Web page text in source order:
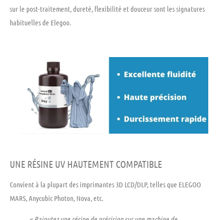
sur le post-traitement, dureté, flexibilité et douceur sont les signatures
habituelles de Elegoo.
UNE RÉSINE UV HAUTEMENT COMPATIBLE
Convient à la plupart des imprimantes 3D LCD/DLP, telles que ELEGOO
MARS, Anycubic Photon, Nova, etc.